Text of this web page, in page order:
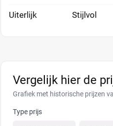
Uiterlijk Stijlvol
Vergelijk hier de
Grafiek met historische prijzen
Type prijs